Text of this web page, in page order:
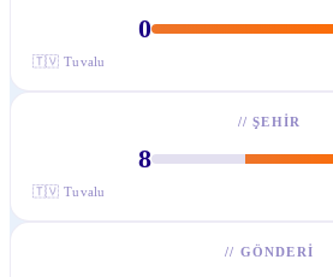
0
🇹🇻 Tuvalu
//ŞEHIR
8
🇹🇻 Tuvalu
// GÖNDERI